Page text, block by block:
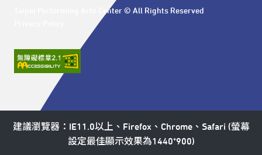
Taipei Performing Arts Center © All Rights Reserved
建議瀏覽器：IE11.0以上、Firefox、Chrome、Safari (螢幕
設定最佳顯示效果為1440*900)